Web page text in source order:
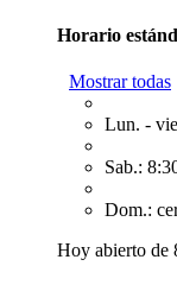
Horario
Mostrar todas
Lun. -
Sab.:
Dom.:
Hoy abierto de